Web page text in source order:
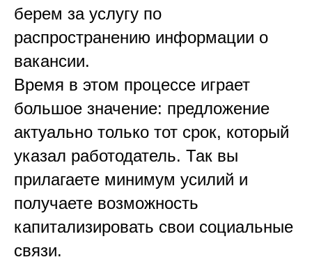
берем за услугу по
распространению информации о
вакансии.
Время в этом процессе играет
большое значение: предложение
актуально только тот срок, который
указал работодатель. Так вы
прилагаете минимум усилий и
получаете возможность
капитализировать свои социальные
связи.